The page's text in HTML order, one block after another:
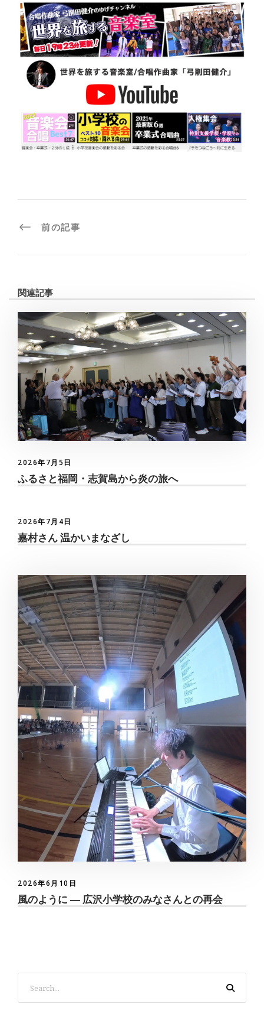
前の記事
関連記事
2026年7月5日
ふるさと福岡・志賀島から炎の旅へ
2026年7月4日
嘉村さん 温かいまなざし
2026年6月10日
風のように ― 広沢小学校のみなさんとの再会